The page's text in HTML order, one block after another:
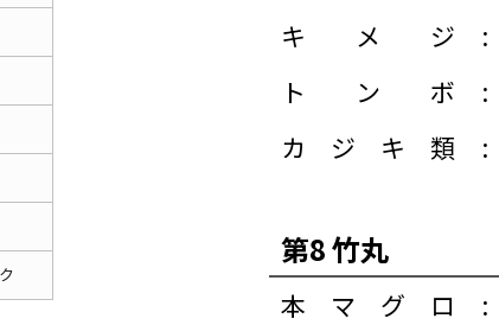
キメジ
:
トンボ
:
カジキ類
:
第8 竹丸
本マグロ :